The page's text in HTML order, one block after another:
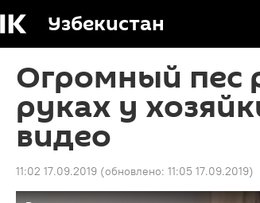
Узбекистан
Огромный пес
руках у
видео
11:02 17.09.2019 (обновлено: 11:05 17.09.2019)